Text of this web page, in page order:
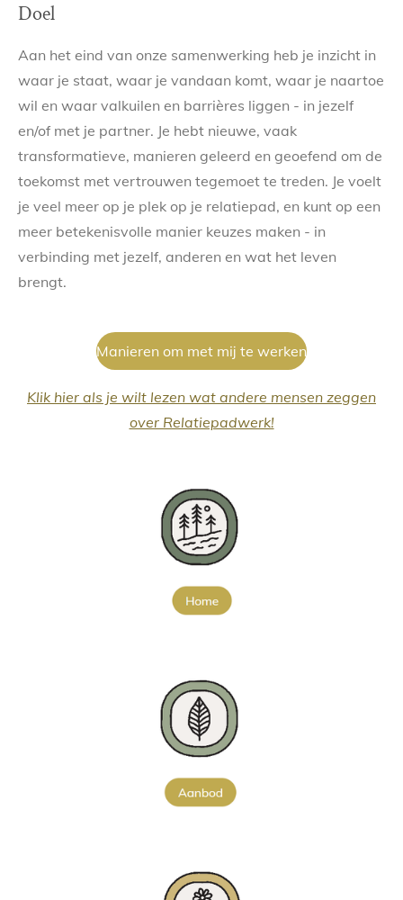
Doel
Aan het eind van onze samenwerking heb je inzicht in
waar je staat, waar je vandaan komt, waar je naartoe
wil en waar valkuilen en barrières liggen - in jezelf
en/of met je partner. Je hebt nieuwe, vaak
transformatieve, manieren geleerd en geoefend om de
toekomst met vertrouwen tegemoet te treden. Je voelt
je veel meer op je plek op je relatiepad, en kunt op een
meer betekenisvolle manier keuzes maken - in
verbinding met jezelf, anderen en wat het leven
brengt.
Manieren om met mij te werken
Klik hier als je wilt lezen wat andere mensen zeggen
over Relatiepadwerk!